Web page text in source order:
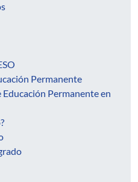
Permanente
Educación Permanente en